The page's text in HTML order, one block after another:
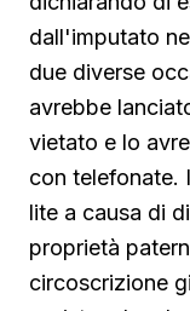
dall'imputato
due diverse
avrebbe
vietato e lo
con telefonate.
lite a causa di
proprietà
circoscrizione